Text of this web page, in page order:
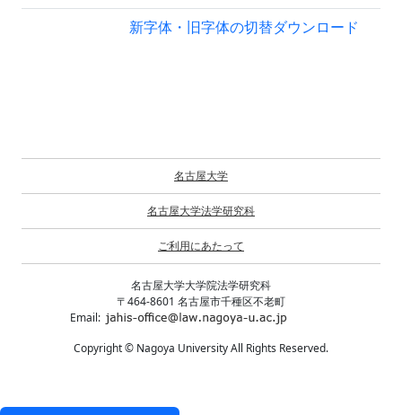
新字体・旧字体の切替ダウンロード
名古屋大学
名古屋大学法学研究科
ご利用にあたって
名古屋大学大学院法学研究科
〒464-8601 名古屋市千種区不老町
Email:
Copyright © Nagoya University All Rights Reserved.